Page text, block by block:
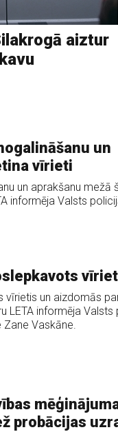
aiztur
un
vīrieti
un aprakšanu mežā
informēja Valsts
vīrietis un aizdomās
LETA informēja Valsts
Vaskāne.
probācijas